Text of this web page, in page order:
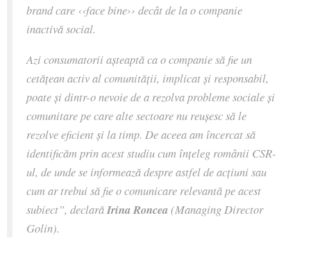
brand care ‹‹face bine›› decât de la o companie
inactivă social.
Azi consumatorii așteaptă ca o companie să fie un
cetățean activ al comunității, implicat și responsabil,
poate și dintr-o nevoie de a rezolva probleme sociale și
comunitare pe care alte sectoare nu reușesc să le
rezolve eficient și la timp. De aceea am încercat să
identificăm prin acest studiu cum înțeleg românii CSR-
ul, de unde se informează despre astfel de acțiuni sau
cum ar trebui să fie o comunicare relevantă pe acest
subiect”, declarăIrina Roncea(Managing Director
Golin).